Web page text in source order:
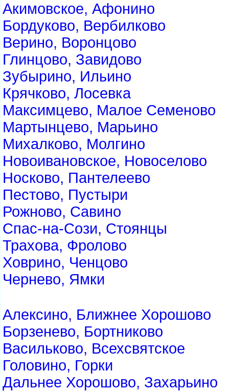
Акимовское, Афонино
Бордуково, Вербилково
Верино, Воронцово
Глинцово, Завидово
Зубырино, Ильино
Крячково, Лосевка
Максимцево, Малое Семеново
Мартынцево, Марьино
Михалково, Молгино
Новоивановское, Новоселово
Носково, Пантелеево
Пестово, Пустыри
Рожново, Савино
Спас-на-Сози, Стоянцы
Трахова, Фролово
Ховрино, Ченцово
Чернево, Ямки
Алексино, Ближнее Хорошово
Борзенево, Бортниково
Васильково, Всехсвятское
Головино, Горки
Дальнее Хорошово, Захарьино